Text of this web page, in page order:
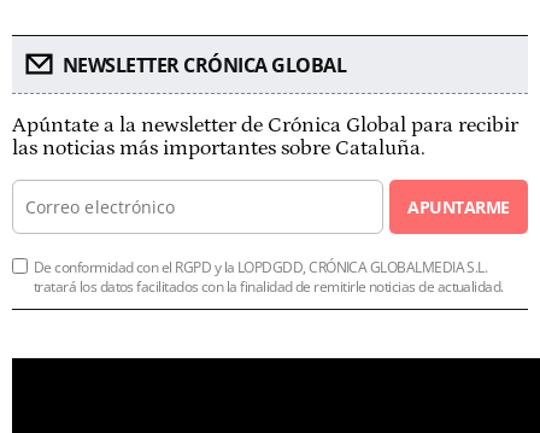
NEWSLETTER CRÓNICA GLOBAL
Apúntate a la newsletter de Crónica Global para recibir
las noticias más importantes sobre Cataluña.
APUNTARME
De conformidad con el RGPD y la LOPDGDD, CRÓNICA GLOBALMEDIA S.L.
tratará los datos facilitados con la finalidad de remitirle noticias de actualidad.